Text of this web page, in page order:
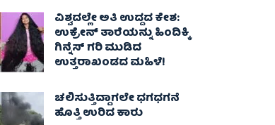
ವಿಶ್ವದಲ್ಲೇ ಅತಿ ಉದ್ದದ ಕೇಶ:
ಉಕ್ರೇನ್ ತಾರೆಯನ್ನು ಹಿಂದಿಕ್ಕಿ
ಗಿನ್ನೆಸ್ ಗರಿ ಮುಡಿದ
ಉತ್ತರಾಖಂಡದ ಮಹಿಳೆ!
ಚಲಿಸುತ್ತಿದ್ದಾಗಲೇ ಧಗಧಗನೆ
ಹೊತ್ತಿ ಉರಿದ ಕಾರು